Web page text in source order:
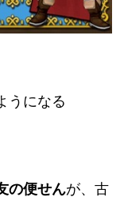
うになる
の便せんが、古